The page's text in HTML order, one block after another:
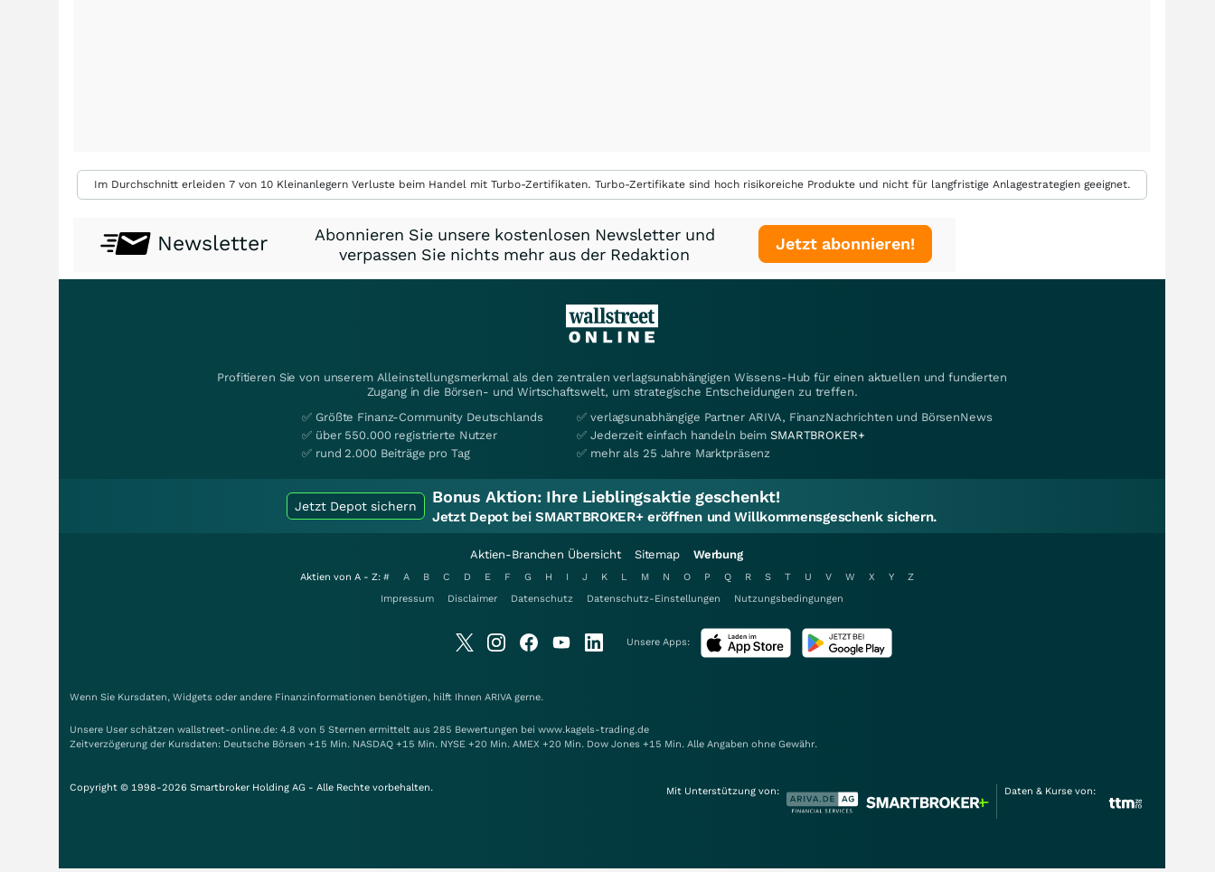
Im Durchschnitt erleiden 7 von 10 Kleinanlegern Verluste beim Handel mit Turbo-Zertifikaten. Turbo-Zertifikate sind hoch risikoreiche Produkte und nicht für langfristige Anlagestrategien geeignet.
Newsletter
Abonnieren Sie unsere kostenlosen Newsletter und
verpassen Sie nichts mehr aus der Redaktion
Jetzt abonnieren!
Profitieren Sie von unserem Alleinstellungsmerkmal als den zentralen verlagsunabhängigen Wissens-Hub für einen aktuellen und fundierten
Zugang in die Börsen- und Wirtschaftswelt, um strategische Entscheidungen zu treffen.
✅ Größte Finanz-Community Deutschlands
✅ über 550.000 registrierte Nutzer
✅ rund 2.000 Beiträge pro Tag
✅ verlagsunabhängige Partner ARIVA, FinanzNachrichten und BörsenNews
✅ Jederzeit einfach handeln beimSMARTBROKER+
✅ mehr als 25 Jahre Marktpräsenz
Jetzt Depot sichern Bonus Aktion: Ihre Lieblingsaktie geschenkt!
Jetzt Depot bei SMARTBROKER+ eröffnen und Willkommensgeschenk sichern.
Aktien-Branchen Übersicht Sitemap Werbung
Aktien von A - Z: # A B C D E F G H I J K L M N O P Q R S T U V W X Y
Z
Impressum
Disclaimer Datenschutz Datenschutz-Einstellungen Nutzungsbedingungen
Unsere Apps:
Wenn Sie Kursdaten, Widgets oder andere Finanzinformationen benötigen, hilft Ihnen ARIVA gerne.
Unsere User schätzen wallstreet-online.de: 4.8 von 5 Sternen ermittelt aus 285 Bewertungen bei www.kagels-trading.de
Zeitverzögerung der Kursdaten: Deutsche Börsen +15 Min. NASDAQ +15 Min. NYSE +20 Min. AMEX +20 Min. Dow Jones +15 Min. Alle Angaben ohne Gewähr.
Copyright © 1998-2026 Smartbroker Holding AG - Alle Rechte vorbehalten. Mit Unterstützung von: Daten & Kurse von: